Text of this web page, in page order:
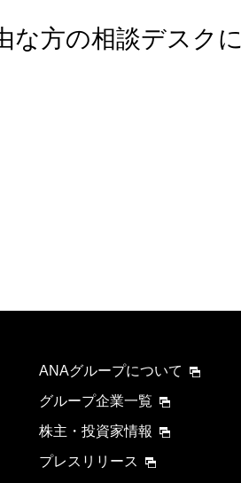
な方の相談デスクに
ANAグループについて
グループ企業一覧
株主・投資家情報
プレスリリース